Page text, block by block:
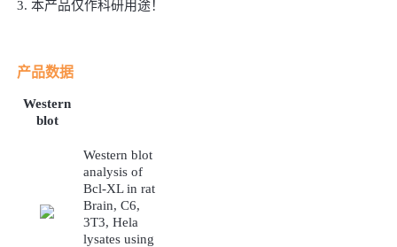
3. 本产品仅作科研用途！
产品数据
Western
blot
Western blot
analysis of
Bcl-XL in rat
Brain, C6,
3T3, Hela
lysates using